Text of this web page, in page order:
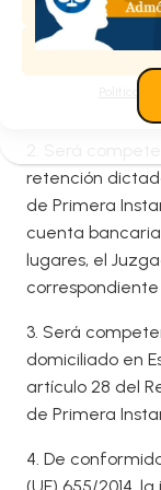
Política
será
Juzgado de
haya
retención
de Primera
cuenta
lugares, el
3. Será
domiciliado en
artículo 28 del
de Primera
4. De